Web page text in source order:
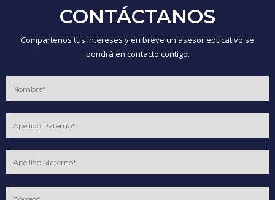
CONTÁCTANOS
Compártenos tus intereses y en breve un asesor educativo se
pondrá en contacto contigo.